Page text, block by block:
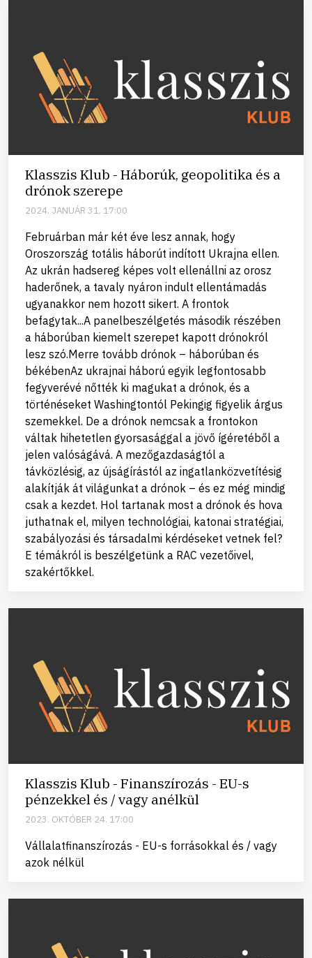
Klasszis Klub - Háborúk, geopolitika és a
drónok szerepe
2024. JANUÁR 31. 17:00
Februárban már két éve lesz annak, hogy
Oroszország totális háborút indított Ukrajna ellen.
Az ukrán hadsereg képes volt ellenállni az orosz
haderőnek, a tavaly nyáron indult ellentámadás
ugyanakkor nem hozott sikert. A frontok
befagytak...A panelbeszélgetés második részében
a háborúban kiemelt szerepet kapott drónokról
lesz szó.Merre tovább drónok – háborúban és
békébenAz ukrajnai háború egyik legfontosabb
fegyverévé nőtték ki magukat a drónok, és a
történéseket Washingtontól Pekingig figyelik árgus
szemekkel. De a drónok nemcsak a frontokon
váltak hihetetlen gyorsasággal a jövő ígéretéből a
jelen valóságává. A mezőgazdaságtól a
távközlésig, az újságírástól az ingatlanközvetítésig
alakítják át világunkat a drónok – és ez még mindig
csak a kezdet. Hol tartanak most a drónok és hova
juthatnak el, milyen technológiai, katonai stratégiai,
szabályozási és társadalmi kérdéseket vetnek fel?
E témákról is beszélgetünk a RAC vezetőivel,
szakértőkkel.
Klasszis Klub - Finanszírozás - EU-s
pénzekkel és / vagy anélkül
2023. OKTÓBER 24. 17:00
Vállalatfinanszírozás - EU-s forrásokkal és / vagy
azok nélkül